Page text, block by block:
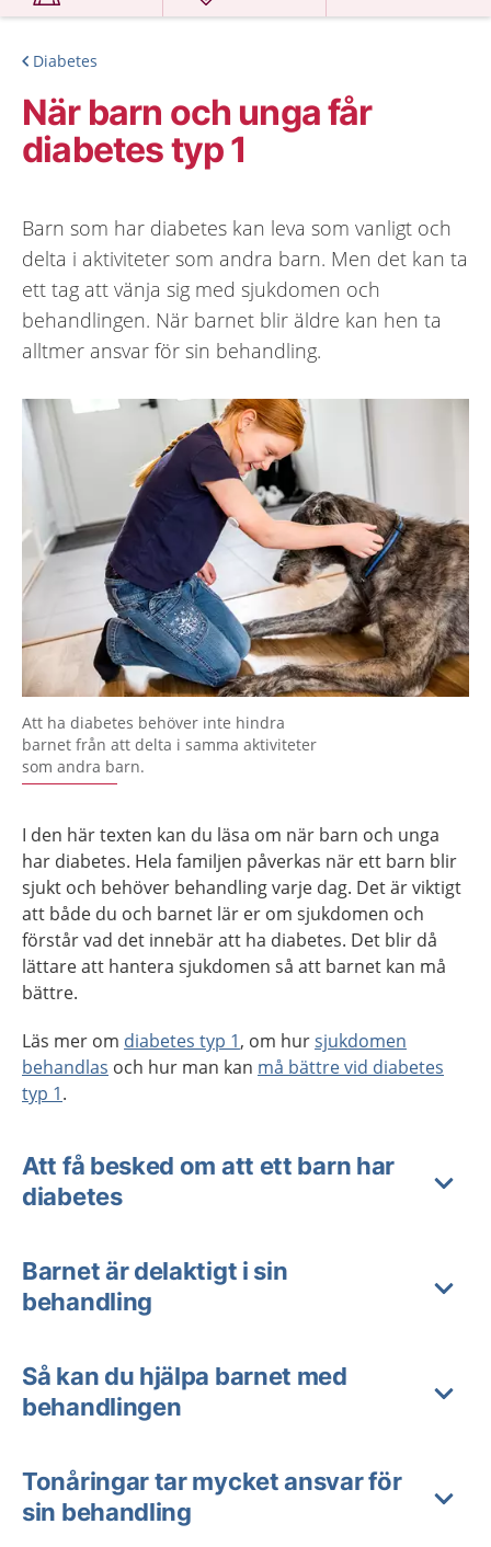
Diabetes
När barn och unga får
diabetes typ 1
Barn som har diabetes kan leva som vanligt och
delta i aktiviteter som andra barn. Men det kan ta
ett tag att vänja sig med sjukdomen och
behandlingen. När barnet blir äldre kan hen ta
alltmer ansvar för sin behandling.
Att ha diabetes behöver inte hindra
barnet från att delta i samma aktiviteter
som andra barn.
I den här texten kan du läsa om när barn och unga
har diabetes. Hela familjen påverkas när ett barn blir
sjukt och behöver behandling varje dag. Det är viktigt
att både du och barnet lär er om sjukdomen och
förstår vad det innebär att ha diabetes. Det blir då
lättare att hantera sjukdomen så att barnet kan må
bättre.
Läs mer om diabetes typ 1, om hursjukdomen
behandlas och hur man kan må bättre vid diabetes
typ 1.
Att få besked om att ett barn har
diabetes
Barnet är delaktigt i sin
behandling
Så kan du hjälpa barnet med
behandlingen
Tonåringar tar mycket ansvar för
sin behandling